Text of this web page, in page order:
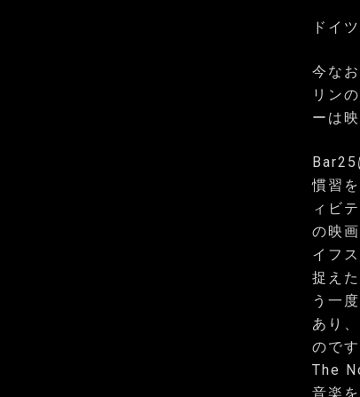
ドイ
今な
リン
ーは
Bar25
慣習
ィビ
の映
イフ
捉え
う一
あり
のです
The
音楽を